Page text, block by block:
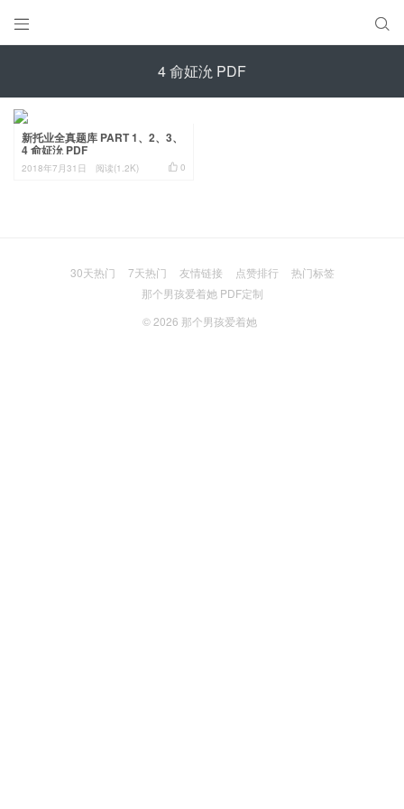
 
4 俞姃沇 PDF
新托业全真题库 PART 1、2、3、
4 俞姃沇 PDF
 0
2018年7月31日 阅读(1.2K)
30天热门 7天热门 友情链接 点赞排行
热门标签
那个男孩爱着她 PDF定制
© 2026 那个男孩爱着她